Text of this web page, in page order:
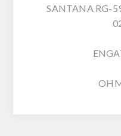
SANTANA RG-